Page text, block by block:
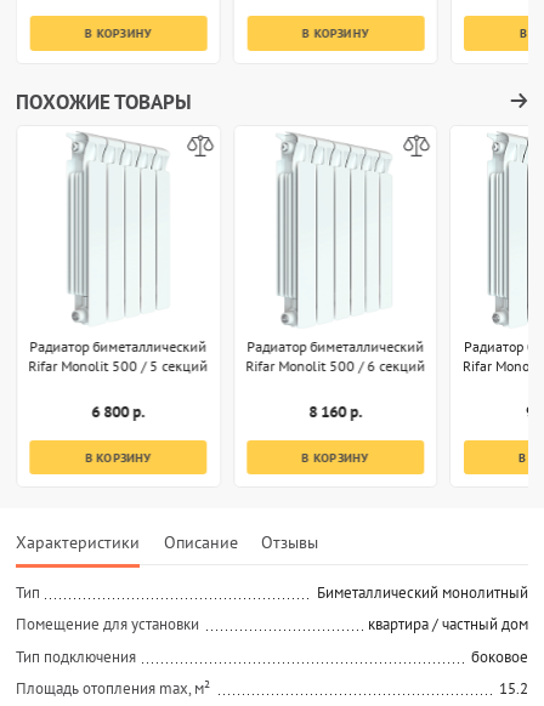
В КОРЗИНУ В КОРЗИНУ В
ПОХОЖИЕ ТОВАРЫ
Радиатор биметаллический
Rifar Monolit 500 / 5 секций
6 800 р.
В КОРЗИНУ
Радиатор биметаллический
Rifar Monolit 500 / 6 секций
8 160 р.
В КОРЗИНУ
Радиатор
Rifar
9
В
Характеристики Описание Отзывы
Тип
Биметаллический монолитный
Помещение для установки
квартира / частный дом
Тип подключения
боковое
Площадь отопления max, м²
15.2